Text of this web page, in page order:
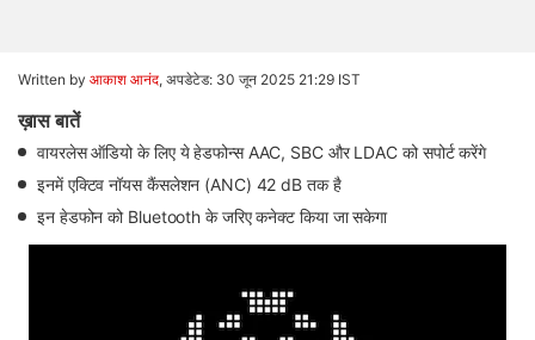
Written by आकाश आनंद, अपडेटेड: 30 जून 2025 21:29 IST
ख़ास बातें
वायरलेस ऑडियो के लिए ये हेडफोन्स AAC, SBC और LDAC को सपोर्ट करेंगे
इनमें एक्टिव नॉयस कैंसलेशन (ANC) 42 dB तक है
इन हेडफोन को Bluetooth के जरिए कनेक्ट किया जा सकेगा